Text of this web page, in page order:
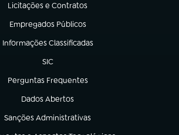
Licitações e Contratos
(abre em nova aba)
Empregados Públicos
(abre em nova aba)
Informações Classificadas
(abre em nova aba)
SIC
(abre em nova aba)
Perguntas Frequentes
(abre em nova aba)
Dados Abertos
(abre em nova aba)
Sanções Administrativas
(abre em nova aba)